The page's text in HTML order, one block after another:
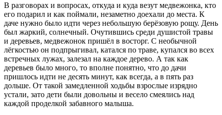
В разговорах и вопросах, откуда и куда везут медвежонка, кто
его подарил и как поймали, незаметно доехали до места. К
даче нужно было идти через небольшую берёзовую рощу. День
был жаркий, солнечный. Очутившись среди душистой травы
и деревьев, медвежонок пришёл в восторг. С необычной
лёгкостью он подпрыгивал, катался по траве, купался во всех
встречных лужах, залезал на каждое дерево. А так как
деревьев было много, то вполне понятно, что до дачи
пришлось идти не десять минут, как всегда, а в пять раз
дольше. От такой замедленной ходьбы взрослые изрядно
устали, зато дети были довольны и весело смеялись над
каждой проделкой забавного малыша.